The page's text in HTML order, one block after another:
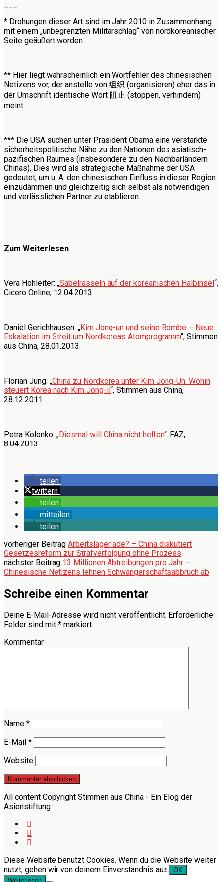
* Drohungen dieser Art sind im Jahr 2010 in Zusammenhang
mit einem „unbegrenzten Militärschlag“ von nordkoreanischer
Seite geäußert worden.
** Hier liegt wahrscheinlich ein Wortfehler des chinesischen
Netizens vor, der anstelle von 组织 (organisieren) eher das in
der Umschrift identische Wort 阻止 (stoppen, verhindern)
meint.
*** Die USA suchen unter Präsident Obama eine verstärkte
sicherheitspolitische Nähe zu den Nationen des asiatisch-
pazifischen Raumes (insbesondere zu den Nachbarländern
Chinas). Dies wird als strategische Maßnahme der USA
gedeutet, um u. A. den chinesischen Einfluss in dieser Region
einzudämmen und gleichzeitig sich selbst als notwendigen
und verlässlichen Partner zu etablieren.
Zum Weiterlesen
Vera Hohleiter: „Säbelrasseln auf der koreanischen Halbinsel“,
Cicero Online, 12.04.2013.
Daniel Gerichhausen: „Kim Jong-un und seine Bombe – Neue
Eskalation im Streit um Nordkoreas Atomprogramm“, Stimmen
aus China, 28.01.2013.
Florian Jung: „China zu Nordkorea unter Kim Jong-Un: Wohin
steuert Korea nach Kim Jong-il“, Stimmen aus China,
28.12.2011
Petra Kolonko: „Diesmal will China nicht helfen“, FAZ,
8.04.2013
teilen
twittern
teilen
mitteilen
teilen
vorheriger Beitrag Arbeitslager ade? – China diskutiert
Gesetzesreform zur Strafverfolgung ohne Prozess
nächster Beitrag 13 Millionen Abtreibungen pro Jahr –
Chinesische Netizens lehnen Schwangerschaftsabbruch ab
Schreibe einen Kommentar
Deine E-Mail-Adresse wird nicht veröffentlicht. Erforderliche
Felder sind mit * markiert.
Kommentar
Name *
E-Mail *
Website
All content Copyright Stimmen aus China - Ein Blog der
Asienstiftung
Diese Website benutzt Cookies. Wenn du die Website weiter
nutzt, gehen wir von deinem Einverständnis aus. OK
Weiterlesen